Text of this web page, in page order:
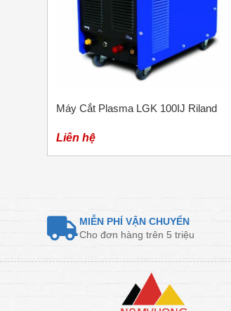
Máy Cắt Plasma LGK 100IJ Riland
Liên hệ
MIỄN PHÍ VẬN CHUYỂN
Cho đơn hàng trên 5 triệu